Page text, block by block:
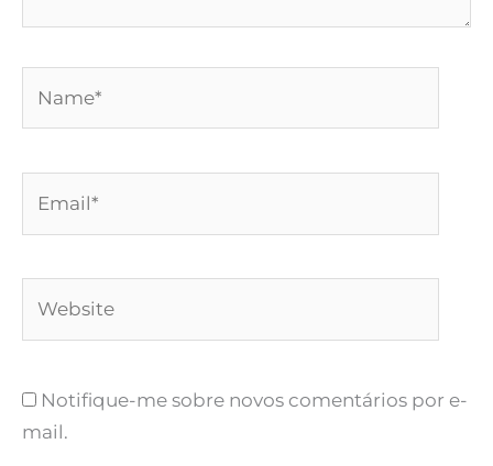
Notifique-me sobre novos comentários por e-
mail.